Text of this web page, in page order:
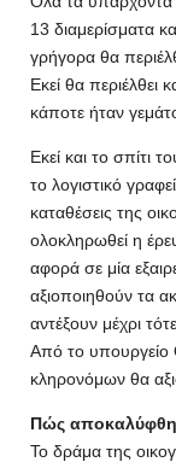
13 διαμερίσματα
γρήγορα θα
Εκεί θα περιέλθει
κάποτε ήταν
Εκεί και το σπίτι
το λογιστικό
καταθέσεις της
ολοκληρωθεί η
αφορά σε μία
αξιοποιηθούν τα
αντέξουν μέχρι
Από το υπουργείο
κληρονόμων θα
Πώς
Το δράμα της